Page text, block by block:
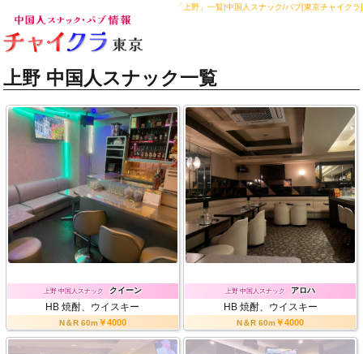
「上野」一覧|中国人スナック/パブ[東京チャイクラ]
中国人スナック・中国人パブなら『チャイ
クラ東京』
上野 中国人スナック一覧
上野 中国人スナック クイーン
HB焼酎、ウイスキー
N＆R 60m￥4000
上野 中国人スナック アロハ
HB 焼酎、ウイスキー
N＆R 60m￥4000